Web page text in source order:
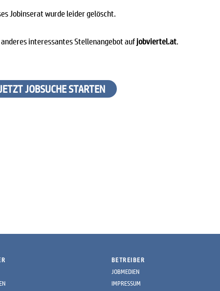
Jobinserat wurde leider gelöscht.
interessantes Stellenangebot aufjobviertel.at.
JOBSUCHE STARTEN
BETREIBER
JOBMEDIEN
IMPRESSUM